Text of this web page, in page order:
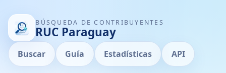
BÚSQUEDA DE CONTRIBUYENTES
RUC Paraguay
Buscar Guía Estadísticas API